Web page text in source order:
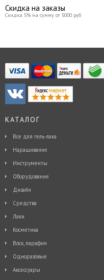
Скидка на заказы
Скидка 5% на сумму от 5000 руб
КАТАЛОГ
Все для гель-лака
Наращивание
Инструменты
Оборудование
Дизайн
Средства
Лаки
Косметика
Воск, парафин
Одноразовые
Аксессуары